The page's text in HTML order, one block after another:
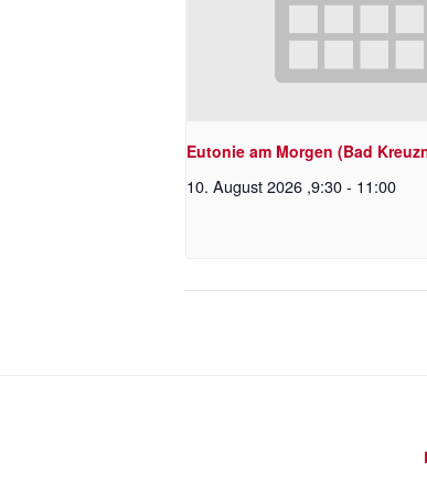
Eutonie am Morgen (Bad
10. August 2026 ,9:30- 11:00